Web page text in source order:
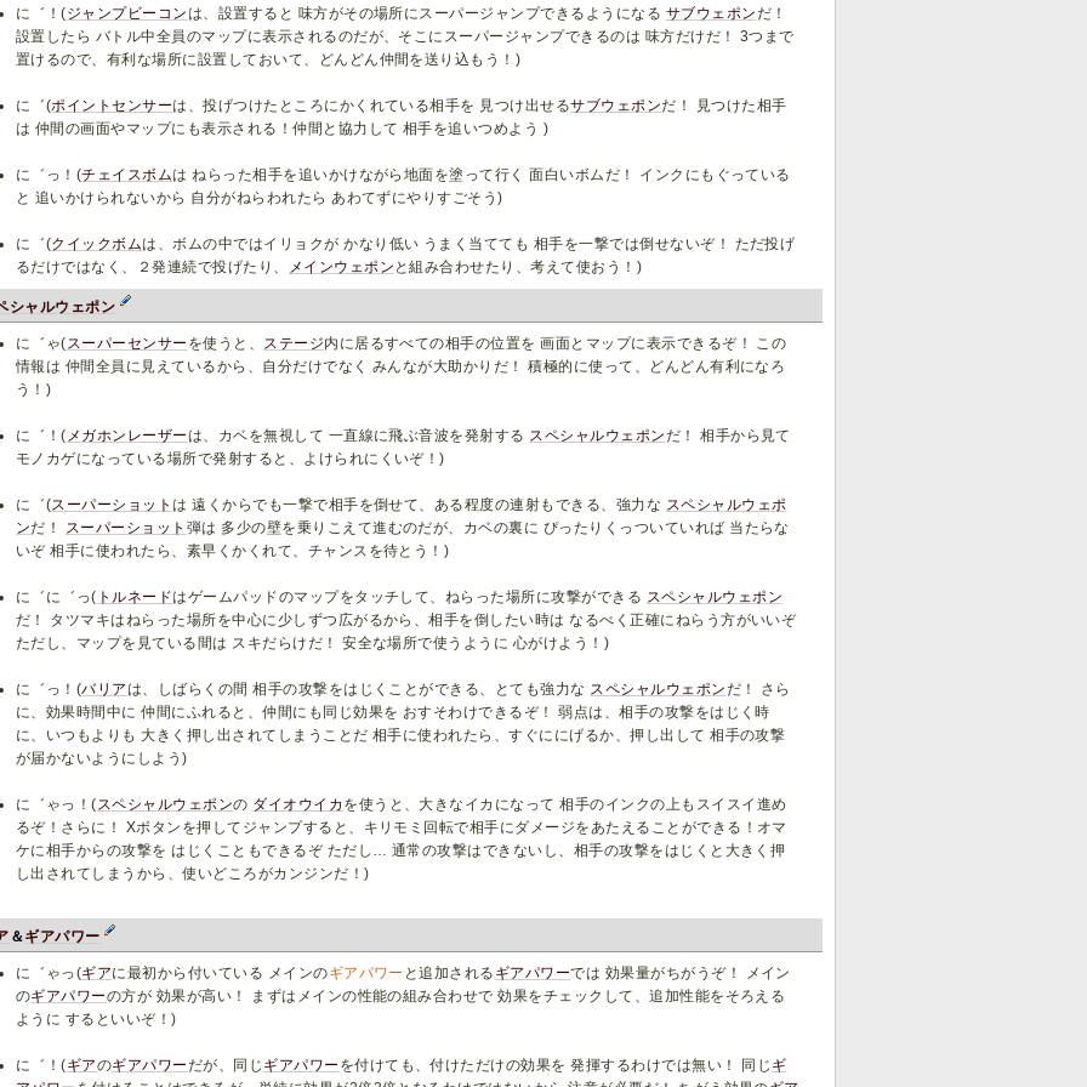
に゛！(ジャンプビーコンは、設置すると 味方がその場所にスーパージャンプできるようになる サブウェポンだ！
設置したら バトル中全員のマップに表示されるのだが、そこにスーパージャンプできるのは 味方だけだ！ 3つまで
置けるので、有利な場所に設置しておいて、どんどん仲間を送り込もう！)
に゛(ポイントセンサーは、投げつけたところにかくれている相手を 見つけ出せるサブウェポンだ！ 見つけた相手
は 仲間の画面やマップにも表示される！仲間と協力して 相手を追いつめよう )
に゛っ！(チェイスボムは ねらった相手を追いかけながら地面を塗って行く 面白いボムだ！ インクにもぐっている
と 追いかけられないから 自分がねらわれたら あわてずにやりすごそう)
に゛(クイックボムは、ボムの中ではイリョクが かなり低い うまく当てても 相手を一撃では倒せないぞ！ ただ投げ
るだけではなく、２発連続で投げたり、
メインウェポン と組み合わせたり、考えて使おう！)
シャルウェポン
に゛ゃ(スーパーセンサー を使うと、 ステージ内に居るすべての相手の位置を 画面とマップに表示できるぞ！ この
情報は 仲間全員に見えているから、自分だけでなく みんなが大助かりだ！ 積極的に使って、どんどん有利になろ
う！)
に゛！( メガホンレーザーは、カベを無視して 一直線に飛ぶ音波を発射する スペシャルウェポンだ！ 相手から見て
モノカゲになっている場所で発射すると、よけられにくいぞ！)
に゛(スーパーショットは 遠くからでも一撃で相手を倒せて、ある程度の連射もできる、強力な スペシャルウェポ
ンだ！ スーパーショット 弾は 多少の壁を乗りこえて進むのだが、カベの裏に ぴったりくっついていれば 当たらな
いぞ 相手に使われたら、素早くかくれて、チャンスを待とう！)
に゛に゛っ( トルネードはゲームパッドのマップをタッチして、ねらった場所に攻撃ができる スペシャルウェポン
だ！ タツマキはねらった場所を中心に少しずつ広がるから、相手を倒したい時は なるべく正確にねらう方がいいぞ
ただし、マップを見ている間は スキだらけだ！ 安全な場所で使うように 心がけよう！)
に゛っ！(バリアは、しばらくの間 相手の攻撃をはじくことができる、とても強力な スペシャルウェポンだ！ さら
に、効果時間中に 仲間にふれると、仲間にも同じ効果を おすそわけできるぞ！ 弱点は、相手の攻撃をはじく時
に、いつもよりも 大きく押し出されてしまうことだ 相手に使われたら、すぐににげるか、押し出して 相手の攻撃
が届かないようにしよう)
に゛ゃっ！(スペシャルウェポンの ダイオウイカ を使うと、大きなイカになって 相手のインクの上もスイスイ進め
るぞ！さらに！ Xボタンを押してジャンプすると、キリモミ回転で相手にダメージをあたえることができる！オマ
ケに相手からの攻撃を はじくこともできるぞ ただし… 通常の攻撃はできないし、相手の攻撃をはじくと大きく押
し出されてしまうから、使いどころがカンジンだ！)
＆ギアパワー
に゛ゃっ(ギアに最初から付いている メインのギアパワー と追加される ギアパワーでは 効果量がちがうぞ！ メイン
のギアパワーの方が 効果が高い！ まずはメインの性能の組み合わせで 効果をチェックして、追加性能をそろえる
ように するといいぞ！)
に゛！(ギアのギアパワーだが、同じ ギアパワー を付けても、付けただけの効果を 発揮するわけでは無い！ 同じ ギ